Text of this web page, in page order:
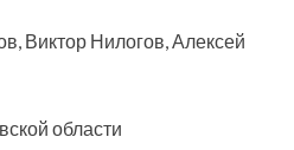
Виктор Нилогов, Алексей
области